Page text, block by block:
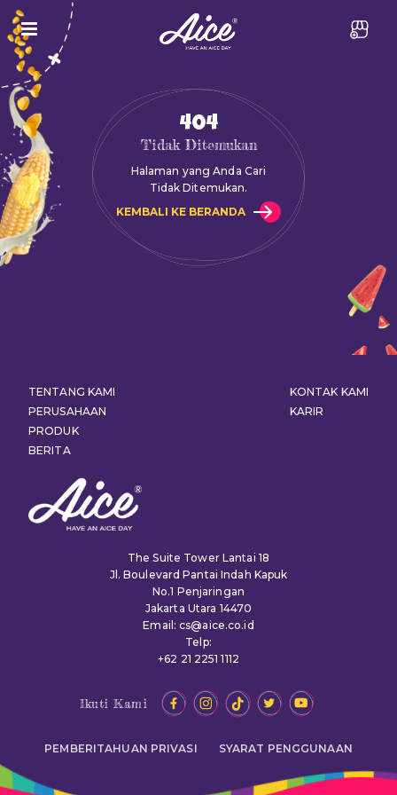
404
Tidak Ditemukan
Halaman yang Anda Cari
Tidak Ditemukan.
KEMBALI KE BERANDA
The Suite Tower Lantai 18
Jl. Boulevard Pantai Indah Kapuk
No.1 Penjaringan
Jakarta Utara 14470
Email: cs@aice.co.id
Telp:
+62 21 2251 1112
TENTANG KAMI
PERUSAHAAN
PRODUK
BERITA
KONTAK KAMI
KARIR
Ikuti Kami
PEMBERITAHUAN PRIVASI SYARAT PENGGUNAAN